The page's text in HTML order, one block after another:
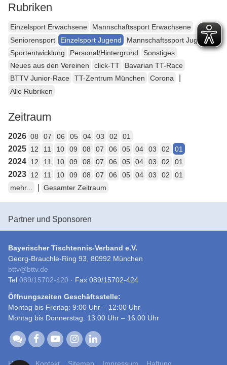
Rubriken
Einzelsport Erwachsene
Mannschaftssport Erwachsene
Seniorensport
Einzelsport Jugend
Mannschaftssport Jugend
Sportentwicklung
Personal/Hintergrund
Sonstiges
Neues aus den Vereinen
click-TT
Bavarian TT-Race
BTTV Junior-Race
TT-Zentrum München Corona
Alle Rubriken
Zeitraum
2026 08 07 06 05 04 03 02 01
2025 12 11 10 09 08 07 06 05 04 03 02 01
2024 12 11 10 09 08 07 06 05 04 03 02 01
2023 12 11 10 09 08 07 06 05 04 03 02
01
mehr...
Gesamter Zeitraum
Partner und Sponsoren
Bayerischer Tischtennis-Verband e.V.
Georg-Brauchle-Ring 93, 80992 München
bttv@bttv.de
Tel 089/15702-420 · Fax 089/15702-424
Öffnungszeiten Geschäftsstelle:
Montag bis Freitag: 9:00 Uhr – 12:00 Uhr
Montag bis Donnerstag: 13:00 Uhr – 16:00 Uhr